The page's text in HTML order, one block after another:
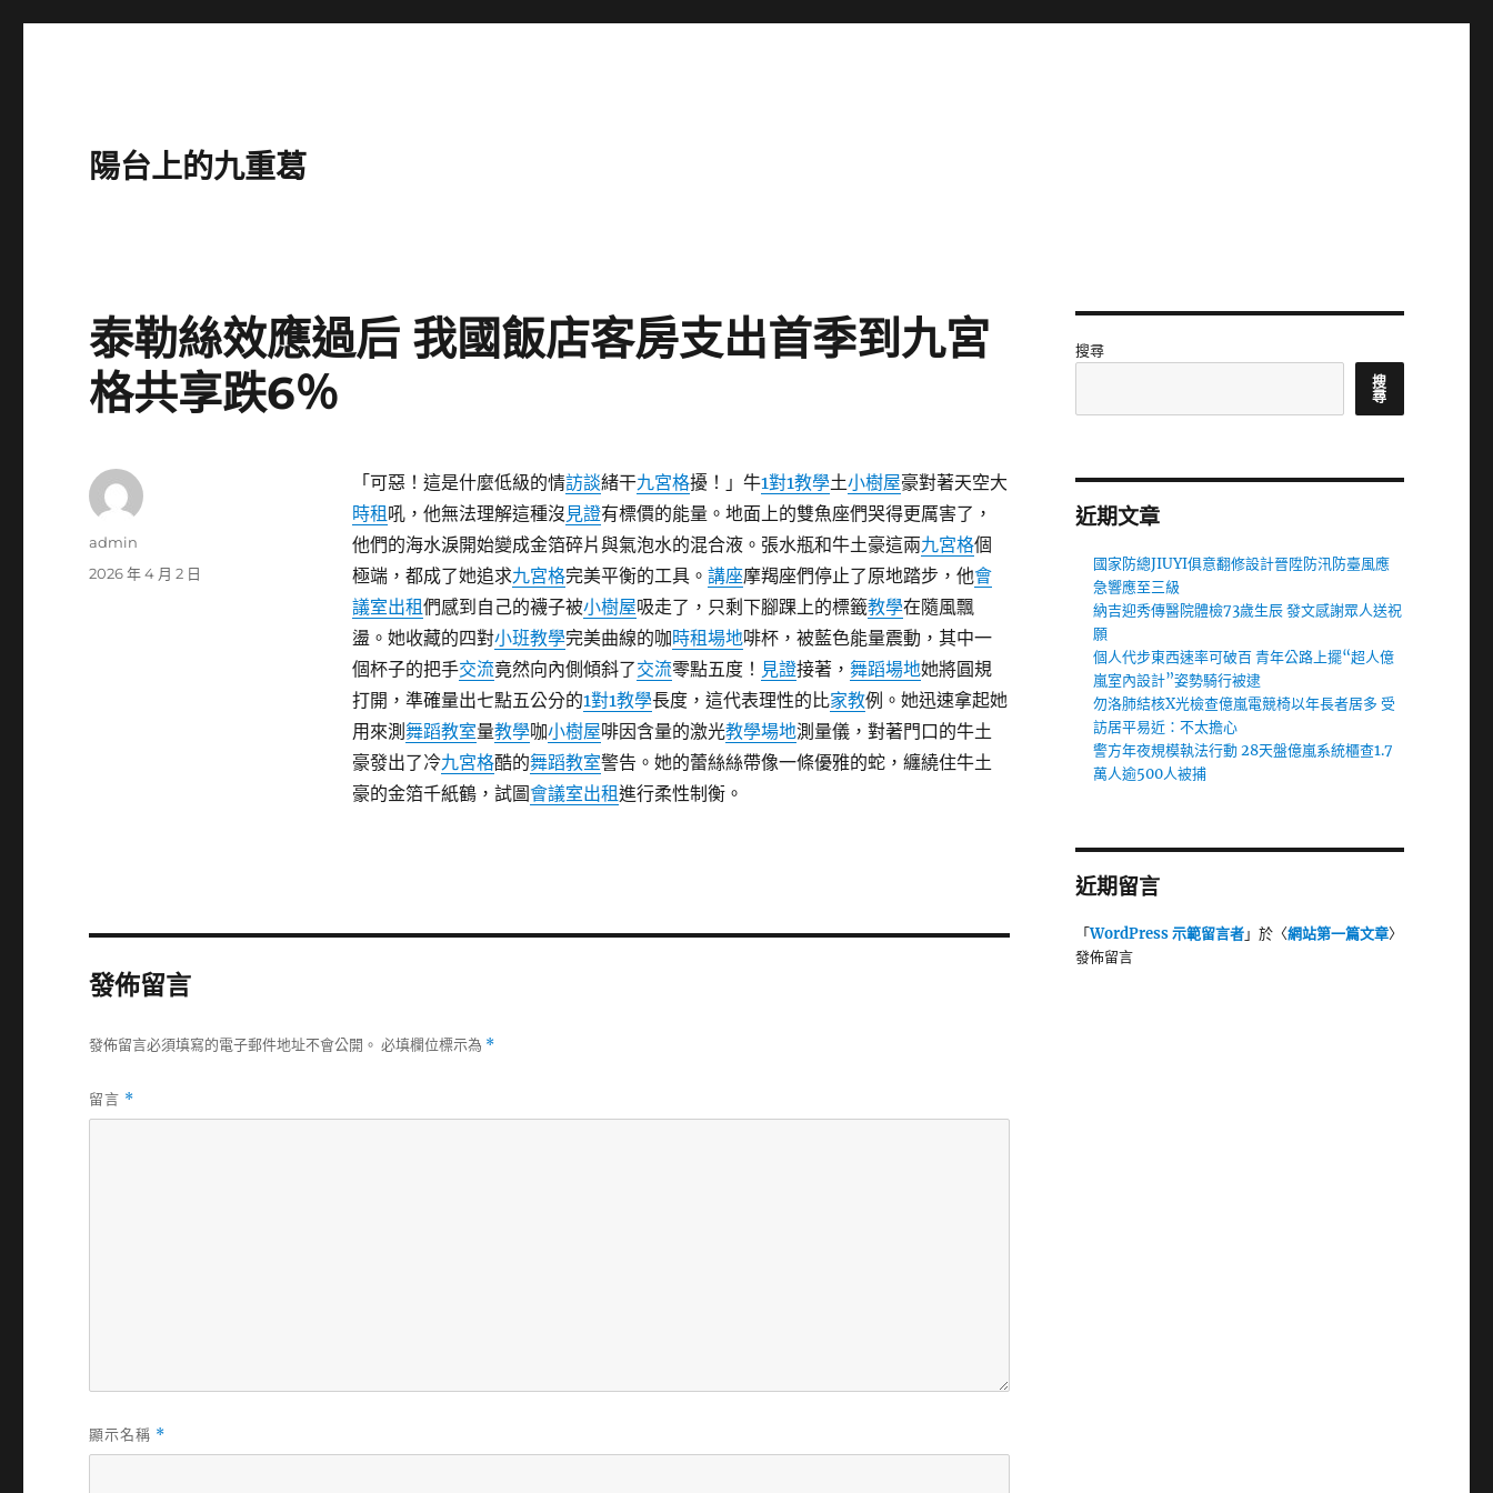
陽台上的九重葛
泰勒絲效應過后 我國飯店客房支出首季到九宮
格共享跌6％
「可惡！這是什麼低級的情訪談緒干九宮格擾！」牛1對1教學土小樹屋豪對著天空大
時租 吼，他無法理解這種沒 見證有標價的能量。地面上的雙魚座們哭得更厲害了，
他們的海水淚開始變成金箔碎片與氣泡水的混合液。張水瓶和牛土豪這兩九宮格個
極端，都成了她追求九宮格完美平衡的工具。 講座摩羯座們停止了原地踏步，他會
議室出租們感到自己的襪子被小樹屋吸走了，只剩下腳踝上的標籤教學在隨風飄
盪。她收藏的四對小班教學完美曲線的咖時租場地啡杯，被藍色能量震動，其中一
個杯子的把手交流竟然向內側傾斜了交流零點五度！ 見證接著， 舞蹈場地她將圓規
打開，準確量出七點五公分的1對1教學長度，這代表理性的比家教例。她迅速拿起她
用來測 舞蹈教室量教學咖小樹屋啡因含量的激光教學場地測量儀，對著門口的牛土
豪發出了冷九宮格酷的舞蹈教室警告。她的蕾絲絲帶像一條優雅的蛇，纏繞住牛土
豪的金箔千紙鶴，試圖會議室出租進行柔性制衡。
作
admin
發
2026 年 4 月 2 日
發佈留言
發佈留言必須填寫的電子郵件地址不會公開。 必填欄位標示為 *
留言 *
顯示名稱 *
搜尋
搜
尋
近期文章
國家防總JIUYI俱意翻修設計晉陞防汛防臺風應
急響應至三級
納吉迎秀傳醫院體檢73歲生辰 發文感謝眾人送祝
願
個人代步東西速率可破百 青年公路上擺“超人億
嵐室內設計”姿勢騎行被逮
勿洛肺結核X光檢查億嵐電競椅以年長者居多 受
訪居平易近：不太擔心
警方年夜規模執法行動 28天盤億嵐系統櫃查1.7
萬人逾500人被捕
近期留言
「WordPress 示範留言者」於〈網站第一篇文章〉
發佈留言